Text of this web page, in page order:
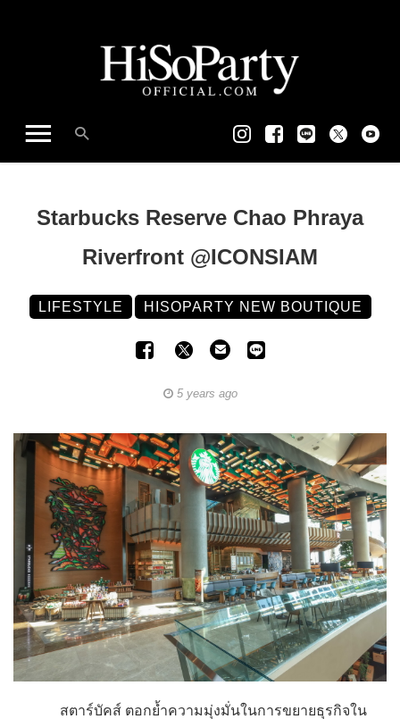
Starbucks Reserve Chao Phraya
Riverfront @ICONSIAM
LIFESTYLE HISOPARTY NEW BOUTIQUE
5 years ago
สตาร์บัคส์ ตอกย้ำความมุ่งมั่นในการขยายธุรกิจใน